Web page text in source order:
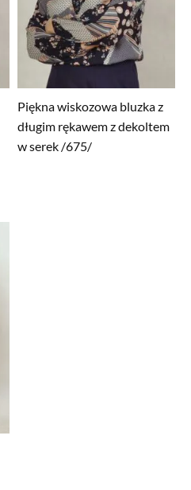
Piękna wiskozowa bluzka z
długim rękawem z dekoltem
w serek /675/